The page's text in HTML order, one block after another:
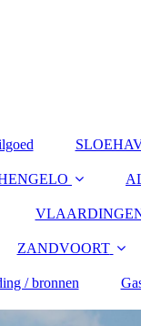
ZANDVOORT
/ bronnen